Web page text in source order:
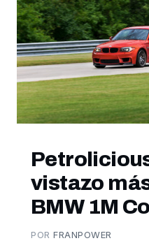
vistazo
BMW 1M
PORFRANPOWER